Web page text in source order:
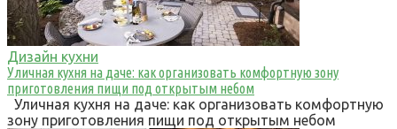
Дизайн кухни
Уличная кухня на даче: как организовать комфортную зону
приготовления пищи под открытым небом
Уличная кухня на даче: как организовать комфортную
зону приготовления пищи под открытым небом